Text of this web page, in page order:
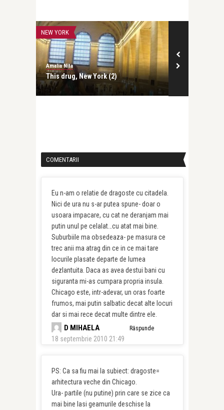
NEW YORK
Amalia Nita
This drug, New York (2)
COMENTARII
Eu n-am o relatie de dragoste cu citadela.
Nici de ura nu s-ar putea spune- doar o
usoara impacare, cu cat ne deranjam mai
putin unul pe celalat…cu atat mai bine.
Suburbiile ma obsedeaza- pe masura ce
trec anii ma atrag din ce in ce mai tare
locurile plasate departe de lumea
dezlantuita. Daca as avea destui bani cu
siguranta mi-as cumpara propria insula.
Chicago este, intr-adevar, un oras foarte
frumos, mai putin salbatic decat alte locuri
dar si mai rece decat multe dintre ele.
D MIHAELA
18 septembrie 2010 21:49
Răspunde
PS: Ca sa fiu mai la subiect: dragoste=
arhitectura veche din Chicago.
Ura- partile (nu putine) prin care se zice ca
mai bine lasi geamurile deschise la